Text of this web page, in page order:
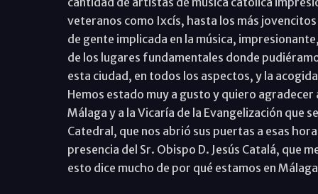
veteranos como Ixcís, hasta los más
de gente implicada en la música,
de los lugares fundamentales donde
esta ciudad, en todos los aspectos, y la
Hemos estado muy a gusto y quiero
Málaga y a la Vicaría de la Evangelización que
Catedral, que nos abrió sus puertas a esas
presencia del Sr. Obispo D. Jesús Catalá, que
esto dice mucho de por qué estamos en